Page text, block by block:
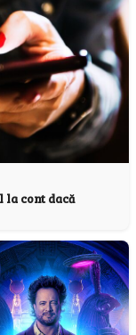
la cont dacă